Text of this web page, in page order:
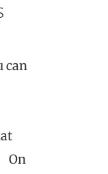
can
On